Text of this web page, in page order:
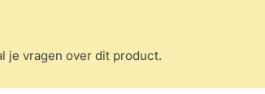
je vragen over dit product.